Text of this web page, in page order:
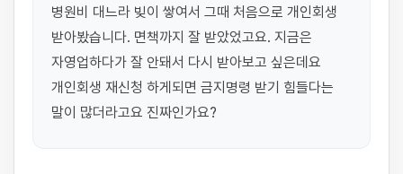
병원비 대느라 빚이 쌓여서 그때 처음으로 개인회생
받아봤습니다. 면책까지 잘 받았었고요. 지금은
자영업하다가 잘 안돼서 다시 받아보고 싶은데요
개인회생 재신청 하게되면 금지명령 받기 힘들다는
말이 많더라고요 진짜인가요?